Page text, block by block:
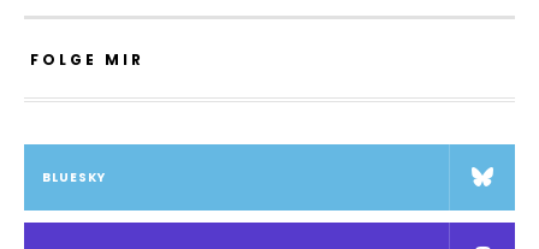
FOLGE MIR
BLUESKY